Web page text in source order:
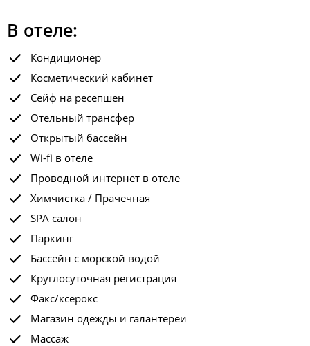
В отеле:
Кондиционер
Косметический кабинет
Сейф на ресепшен
Отельный трансфер
Открытый бассейн
Wi-fi в отеле
Проводной интернет в отеле
Химчистка / Прачечная
SPA салон
Паркинг
Бассейн с морской водой
Круглосуточная регистрация
Факс/ксерокс
Магазин одежды и галантереи
Массаж